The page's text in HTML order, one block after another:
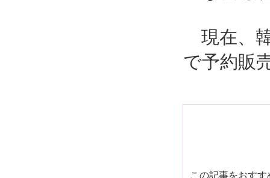
現在、
で予約販
この記事をおす